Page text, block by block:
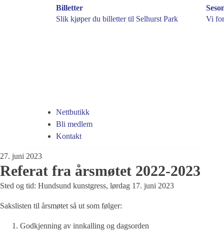
Billetter
Slik kjøper du billetter til Selhurst Park Vi
Nettbutikk
Bli medlem
Kontakt
27. juni 2023
Referat fra årsmøtet 2022-2023
Sted og tid: Hundsund kunstgress, lørdag 17. juni 2023
Sakslisten til årsmøtet så ut som følger:
Godkjenning av innkalling og dagsorden